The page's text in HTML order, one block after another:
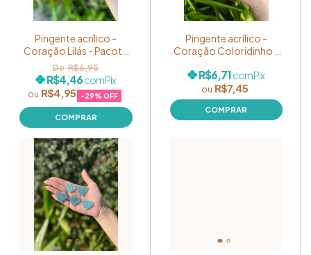
Pingente acrílico -
Coração Lilás - Pacote
com 05 unidades
R$4,95 -29% OFF
R$6,95
R$4,46comPix
Pingente acrílico -
Coração Coloridinho -
unidades
R$7,45
R$6,71comPix